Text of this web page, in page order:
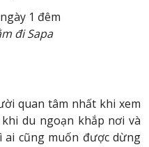
đi Sapa
quan tâm nhất khi xem
du ngoạn khắp nơi và
ai cũng muốn được dừng